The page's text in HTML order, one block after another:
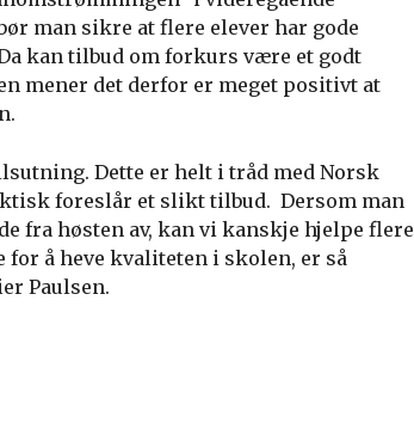
man sikre at flere elever har gode
kan tilbud om forkurs være et godt
mener det derfor er meget positivt at
Dette er helt i tråd med Norsk
foreslår et slikt tilbud. Dersom man
fra høsten av, kan vi kanskje hjelpe flere
for å heve kvaliteten i skolen, er så
Paulsen.